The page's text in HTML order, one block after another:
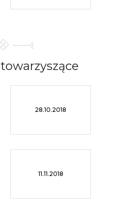
towarzyszące
28.10.2018
11.11.2018